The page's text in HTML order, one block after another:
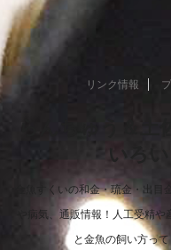
リンク情報
らんちゅう＆土
いろ
金魚すくいの和金・琉金・出目
や病気、通販情報！人工受精
と金魚の飼い方っ